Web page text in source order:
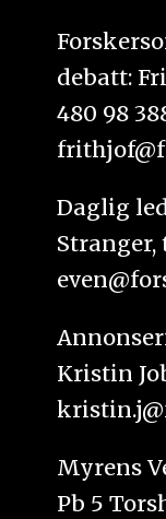
debatt:
480 98
Daglig
Stranger,
Kristin
Myrens
Pb 5